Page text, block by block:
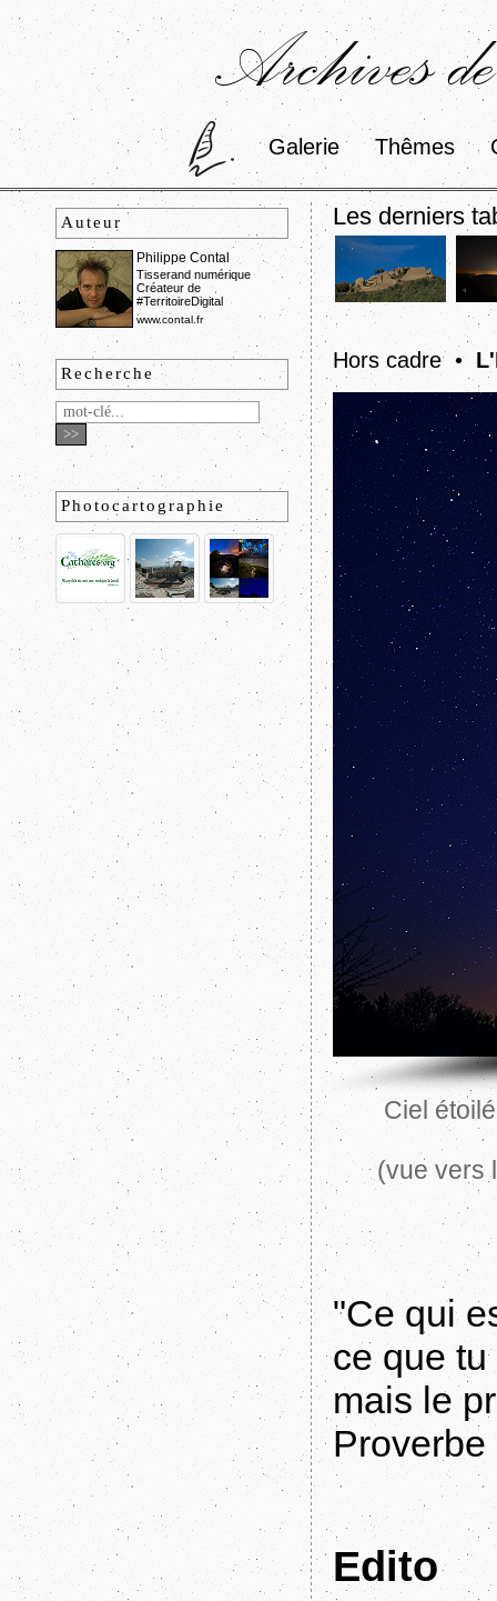
Archives
Galerie Thêmes
Auteur
Philippe Contal
Tisserand numérique
Créateur de
#TerritoireDigital
www.contal.fr
Recherche
Photocartographie
Les derniers
Hors cadre •
Ciel
(vue vers
"Ce qui
ce que
mais le
Proverbe
Edito